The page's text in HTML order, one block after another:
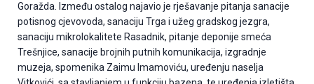
Goražda. Između ostalog najavio je rješavanje pitanja sanacije
potisnog cjevovoda, sanaciju Trga i užeg gradskog jezgra,
sanaciju mikrolokalitete Rasadnik, pitanje deponije smeća
Trešnjice, sanacije brojnih putnih komunikacija, izgradnje
muzeja, spomenika Zaimu Imamoviću, uređenju naselja